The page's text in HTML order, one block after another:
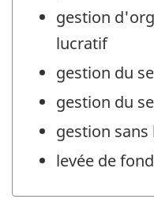
gestion
lucratif
gestion du
gestion du
gestion
levée de